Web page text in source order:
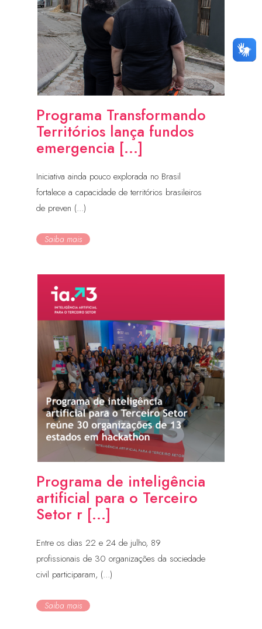
Programa Transformando
Territórios lança fundos
emergencia [...]
Iniciativa ainda pouco explorada no Brasil
fortalece a capacidade de territórios brasileiros
de preven (...)
Saiba mais
Programa de inteligência
artificial para o Terceiro
Setor r [...]
Entre os dias 22 e 24 de julho, 89
profissionais de 30 organizações da sociedade
civil participaram, (...)
Saiba mais